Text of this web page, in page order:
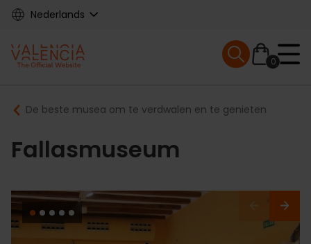
Skip
content
Nederlands
Main
navigation
0
Mobile menu
Breadcrumb
De beste musea om te verdwalen en te genieten
Fallasmuseum